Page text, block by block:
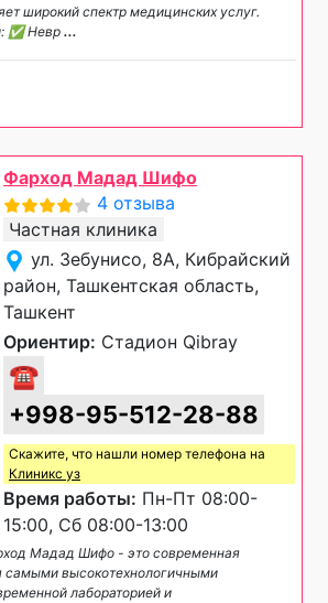
широкий спектр медицинских услуг.
✅ Невр ...
Фарход Мадад Шифо
4 отзыва
Частная клиника
ул. Зебунисо, 8A, Кибрайский
район, Ташкентская область,
Ташкент
Ориентир: Стадион Qibray
☎
+998-95-512-28-88
Скажите, что нашли номер телефона на
Клиникс уз
Время работы: Пн-Пт 08:00-
15:00, Сб 08:00-13:00
Мадад Шифо - это современная
самыми высокотехнологичными
лабораторией и